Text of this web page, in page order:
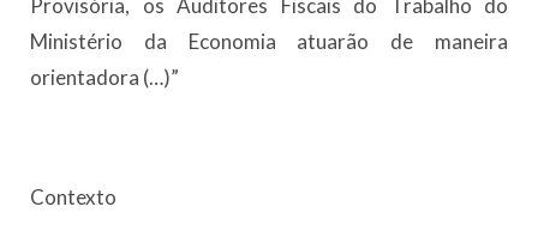
Provisória, os Auditores Fiscais do Trabalho do
Ministério da Economia atuarão de maneira
orientadora (…)”
Contexto